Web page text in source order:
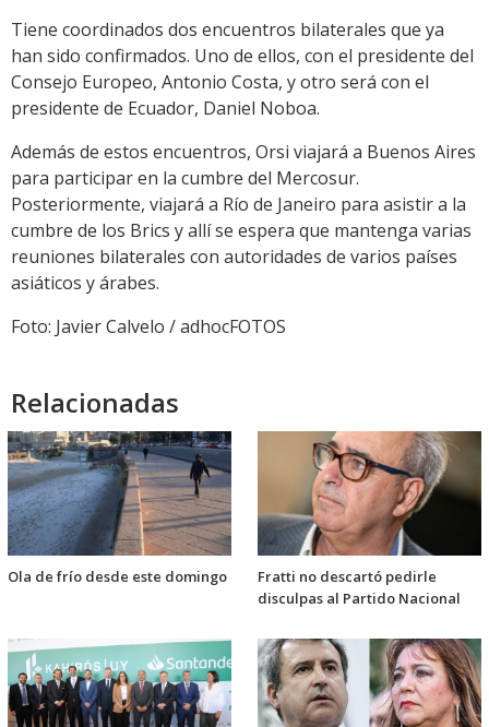
Tiene coordinados dos encuentros bilaterales que ya
han sido confirmados. Uno de ellos, con el presidente del
Consejo Europeo, Antonio Costa, y otro será con el
presidente de Ecuador, Daniel Noboa.
Además de estos encuentros, Orsi viajará a Buenos Aires
para participar en la cumbre del Mercosur.
Posteriormente, viajará a Río de Janeiro para asistir a la
cumbre de los Brics y allí se espera que mantenga varias
reuniones bilaterales con autoridades de varios países
asiáticos y árabes.
Foto: Javier Calvelo / adhocFOTOS
Relacionadas
Ola de frío desde este domingo
Fratti no descartó pedirle
disculpas al Partido Nacional